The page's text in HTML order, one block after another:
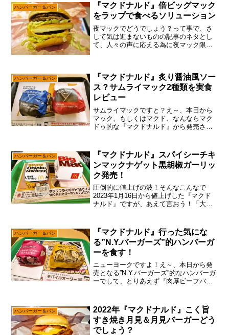
してはパテが1.3倍の大...
ハンバーガー＆パン
『マクドナルド』倍ビッグマック
をラップで食べるソリューション
夜マックでどうでしょう？って事で、さ
して気は進まないものの記事のネタとし
て、人々の声に応える為に夜マック限定
うか、ただの口実と言うか、...
ハンバーガー＆パン
『マクドナルド』炙り醤油風ソー
ス？サムライマック2種類を実食
レビュー
サムライマックですと？え～、本日から
マック、もしくはマクド、なんならマク
ドゥ的な『マクドナルド』から発売され
使うのはアレかな～って思うのですが、
まあ広告戦略的には目...
ハンバーガー＆パン
『マクドナルド』スパイシーチキ
ンマックナゲット黒胡椒ガーリッ
ク発売！
圧倒的に値上げの波！そんなこんなで
2023年1月16日から値上げした『マクド
ナルド』ですが、あえて言おう！「大丈
あえず『バーガーキング』と『ドムドム
ハンバーガー』に行っ...
ハンバーガー＆パン
『マクドナルド』行った気にな
る”N.Y.バーガーズ”的ハンバーガ
ーを食す！
ニューヨークですよ！え～、本日から発
売となる”N.Y.バーガーズ”的なハンバーガ
ーでして、とりあえず『肉厚ビーフバー
ソコはマッハで食べに行く方向で御座い
ます。ん～…...
ハンバーガー＆パン
2022年『マクドナルド』こく旨
すき焼き月見＆月見バーガーどう
でしょう？